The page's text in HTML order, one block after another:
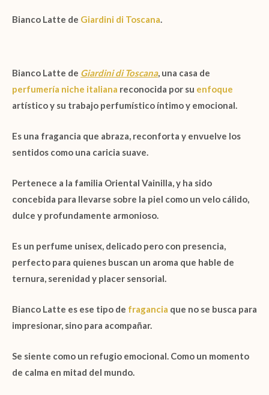
Bianco Latte de Giardini di Toscana.
Bianco Latte de Giardini di Toscana, una casa de
perfumería niche italiana reconocida por su enfoque
artístico y su trabajo perfumístico íntimo y emocional.
Es una fragancia que abraza, reconforta y envuelve los
sentidos como una caricia suave.
Pertenece a la familia Oriental Vainilla, y ha sido
concebida para llevarse sobre la piel como un velo cálido,
dulce y profundamente armonioso.
Es un perfume unisex, delicado pero con presencia,
perfecto para quienes buscan un aroma que hable de
ternura, serenidad y placer sensorial.
Bianco Latte es ese tipo de fragancia que no se busca para
impresionar, sino para acompañar.
Se siente como un refugio emocional. Como un momento
de calma en mitad del mundo.